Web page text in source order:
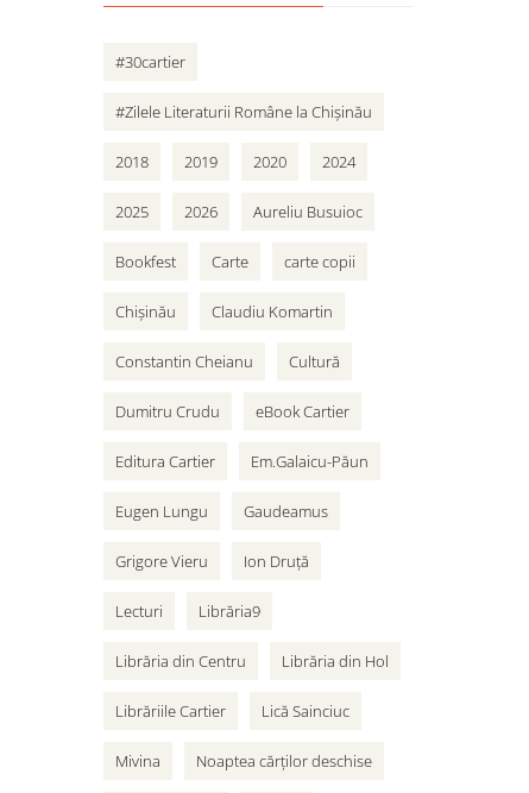
#30cartier
#Zilele Literaturii Române la Chișinău
2018 2019 2020 2024
2025 2026 Aureliu Busuioc
Bookfest Carte carte copii
Chișinău Claudiu Komartin
Constantin Cheianu Cultură
Dumitru Crudu eBook Cartier
Editura Cartier Em.Galaicu-Păun
Eugen Lungu Gaudeamus
Grigore Vieru Ion Druță
Lecturi Librăria9
Librăria din Centru Librăria din Hol
Librăriile Cartier Lică Sainciuc
Mivina Noaptea cărților deschise